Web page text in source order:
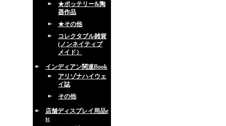
★ポッテリー&陶
器作品
★その他
コレクタブル雑貨
(ノンネイティブ
メイド）
インディアン関連Book
アリゾナハイウェ
イ誌
その他
店舗ディスプレイ用品e
tc